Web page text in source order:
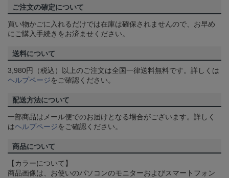
ご注文の確定について
買い物かごに入れるだけでは在庫は確保されませんので、お早め
にご購入手続きをお済ませください。
送料について
3,980円（税込）以上のご注文は全国一律送料無料です。詳しくは
ヘルプページをご確認ください。
配送方法について
一部商品はメール便でのお届けとなる場合がございます。詳しく
はヘルプページをご確認ください。
商品について
【カラーについて】
商品画像は、お使いのパソコンのモニターおよびスマートフォン